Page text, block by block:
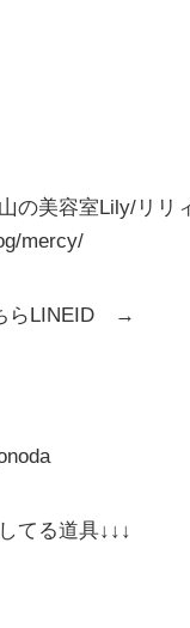
の美容室Lily/リリ
mercy/
らLINEID →
てる道具↓↓↓